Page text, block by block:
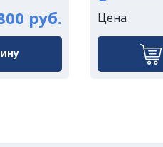
руб. Цена